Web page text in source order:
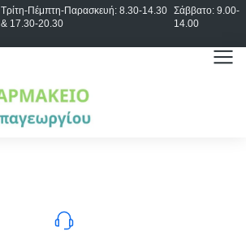
Τρίτη-Πέμπτη-Παρασκευή: 8.30-14.30
& 17.30-20.30
Σάββατο: 9.00-
14.00